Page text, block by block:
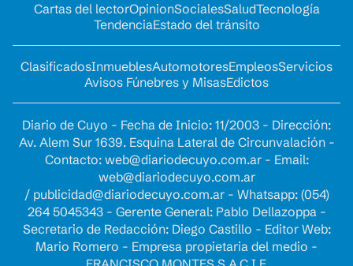
Cartas del lectorOpinionSocialesSaludTecnología
TendenciaEstado del tránsito
ClasificadosInmueblesAutomotoresEmpleosServicios
Avisos Fúnebres y MisasEdictos
Diario de Cuyo - Fecha de Inicio: 11/2003 - Dirección:
Av. Alem Sur 1639. Esquina Lateral de Circunvalación -
Contacto: web@diariodecuyo.com.ar- Email:
web@diariodecuyo.com.ar
/ publicidad@diariodecuyo.com.ar- Whatsapp: (054)
264 5045343 - Gerente General: Pablo Dellazoppa -
Secretario de Redacción: Diego Castillo - Editor Web:
Mario Romero - Empresa propietaria del medio -